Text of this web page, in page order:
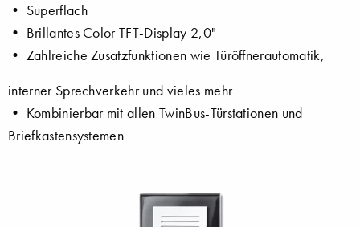
• Superflach
• Brillantes Color TFT-Display 2,0"
• Zahlreiche Zusatzfunktionen wie Türöffnerautomatik,
interner Sprechverkehr und vieles mehr
• Kombinierbar mit allen TwinBus-Türstationen und
Briefkastensystemen